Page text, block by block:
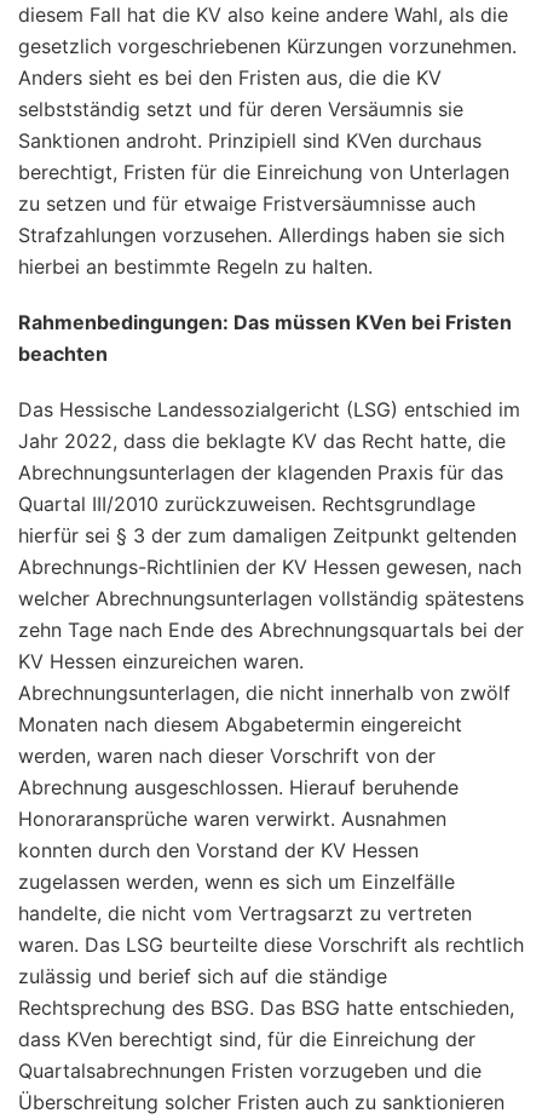
diesem Fall hat die KV also keine andere Wahl, als die
gesetzlich vorgeschriebenen Kürzungen vorzunehmen.
Anders sieht es bei den Fristen aus, die die KV
selbstständig setzt und für deren Versäumnis sie
Sanktionen androht. Prinzipiell sind KVen durchaus
berechtigt, Fristen für die Einreichung von Unterlagen
zu setzen und für etwaige Fristversäumnisse auch
Strafzahlungen vorzusehen. Allerdings haben sie sich
hierbei an bestimmte Regeln zu halten.
Rahmenbedingungen: Das müssen KVen bei Fristen
beachten
Das Hessische Landessozialgericht (LSG) entschied im
Jahr 2022, dass die beklagte KV das Recht hatte, die
Abrechnungsunterlagen der klagenden Praxis für das
Quartal III/2010 zurückzuweisen. Rechtsgrundlage
hierfür sei § 3 der zum damaligen Zeitpunkt geltenden
Abrechnungs-Richtlinien der KV Hessen gewesen, nach
welcher Abrechnungsunterlagen vollständig spätestens
zehn Tage nach Ende des Abrechnungsquartals bei der
KV Hessen einzureichen waren.
Abrechnungsunterlagen, die nicht innerhalb von zwölf
Monaten nach diesem Abgabetermin eingereicht
werden, waren nach dieser Vorschrift von der
Abrechnung ausgeschlossen. Hierauf beruhende
Honoraransprüche waren verwirkt. Ausnahmen
konnten durch den Vorstand der KV Hessen
zugelassen werden, wenn es sich um Einzelfälle
handelte, die nicht vom Vertragsarzt zu vertreten
waren. Das LSG beurteilte diese Vorschrift als rechtlich
zulässig und berief sich auf die ständige
Rechtsprechung des BSG. Das BSG hatte entschieden,
dass KVen berechtigt sind, für die Einreichung der
Quartalsabrechnungen Fristen vorzugeben und die
Überschreitung solcher Fristen auch zu sanktionieren